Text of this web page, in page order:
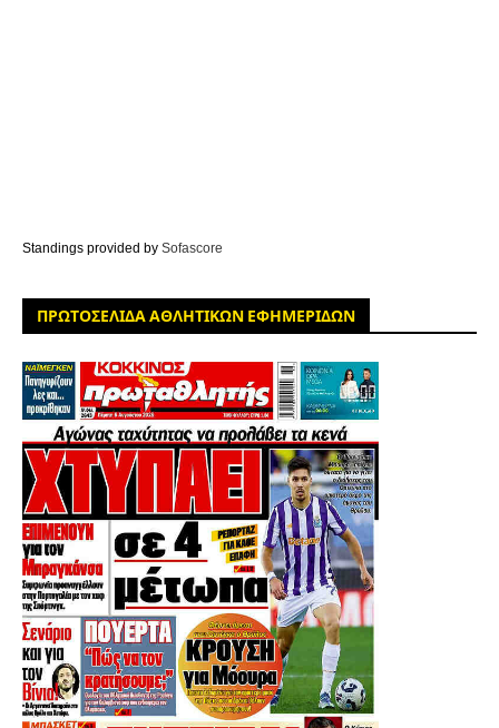
Standings provided by Sofascore
ΠΡΩΤΟΣΕΛΙΔΑ ΑΘΛΗΤΙΚΩΝ ΕΦΗΜΕΡΙΔΩΝ